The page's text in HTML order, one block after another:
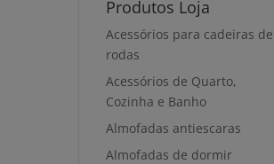
Produtos Loja
Acessórios para cadeiras de
rodas
Acessórios de Quarto,
Cozinha e Banho
Almofadas antiescaras
Almofadas de dormir